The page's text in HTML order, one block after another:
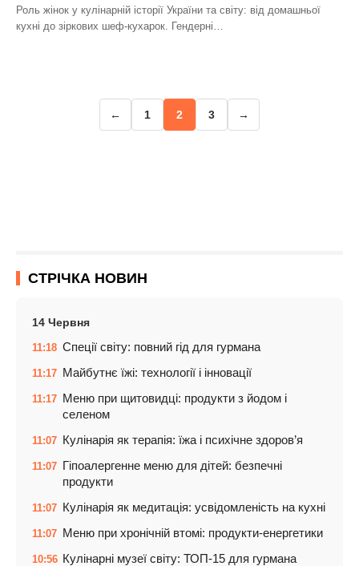
СТРІЧКА НОВИН
14 Червня
11:18 Спеції світу: повний гід для гурмана
11:17 Майбутнє їжі: технології і інновації
11:17 Меню при щитовидці: продукти з йодом і
селеном
11:07 Кулінарія як терапія: їжа і психічне здоров’я
11:07 Гіпоалергенне меню для дітей: безпечні
продукти
11:07 Кулінарія як медитація: усвідомленість на кухні
11:07 Меню при хронічній втомі: продукти-енергетики
10:56 Кулінарні музеї світу: ТОП-15 для гурмана
Роль жінок у кулінарній історії України та світу: від домашньої
кухні до зіркових шеф-кухарок. Гендерні…
← 1 2 3 →